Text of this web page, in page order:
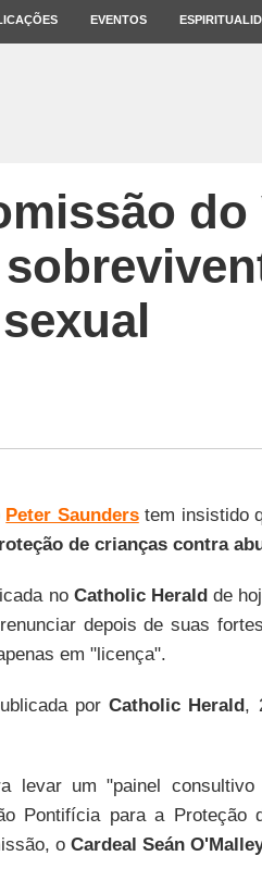
EVENTOS
do
sexual
Peter Saunderstem insistido
de crianças contra
no Catholic Heraldde
depois de suas
em "licença".
porCatholic Herald,
levar um "painel
Pontifícia para a Proteção
o Cardeal Seán